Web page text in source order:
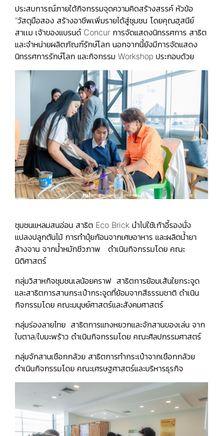
ประสบการณ์ภายใต้กิจกรรมจุดความคิดสร้างสรรค์ หัวข้อ
“วัสดุมือสอง สร้างอาชีพเพิ่มรายได้สู่ชุมชน โดยคุณฮุสนีย์
สาเเม เจ้าของแบรนด์ Concur การจัดแสดงนิทรรศการ สาธิต
และจำหน่ายผลิตภัณฑ์รักษ์โลก นอกจากนี้ยังมีการจัดแสดง
นิทรรศการรักษ์โลก และกิจกรรม Workshop ประกอบด้วย
ชุมชนแหลมสนอ่อน สาธิต Eco Brick นำไปใช้เก้าอี้รองนั่ง
แปลงปลูกต้นไม้ การทำปุ๋ยก้อนจากเศษอาหาร และผลิตน้ำยา
ล้างจาน จากน้ำหมักชีวภาพ ดำเนินกิจกรรมโดย คณะ
นิติศาสตร์
กลุ่มวิสาหกิจชุมชนเลน้อยคราฟ สาธิตการย้อมเส้นใยกระจูด
และสาธิตการสานกระเป๋ากระจูดที่ย้อมจากสีธรรมชาติ ดำเนิน
กิจกรรมโดย คณะมนุษย์ศาสตร์และสังคมศาสตร์
กลุ่มร่องลายไทย สาธิตการแทงหยวกและจักสานของเล่น จาก
ใบตาล/ใบมะพร้าว ดำเนินกิจกรรมโดย คณะศิลปกรรมศาสตร์
กลุ่มจักสานเชือกกล้วย สาธิตการทำกระเป๋าจากเชือกกล้วย
ดำเนินกิจกรรมโดย คณะเศรษฐศาสตร์และบริหารธุรกิจ